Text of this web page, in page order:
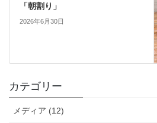
「朝割り」
2026年6月30日
カテゴリー
メディア (12)